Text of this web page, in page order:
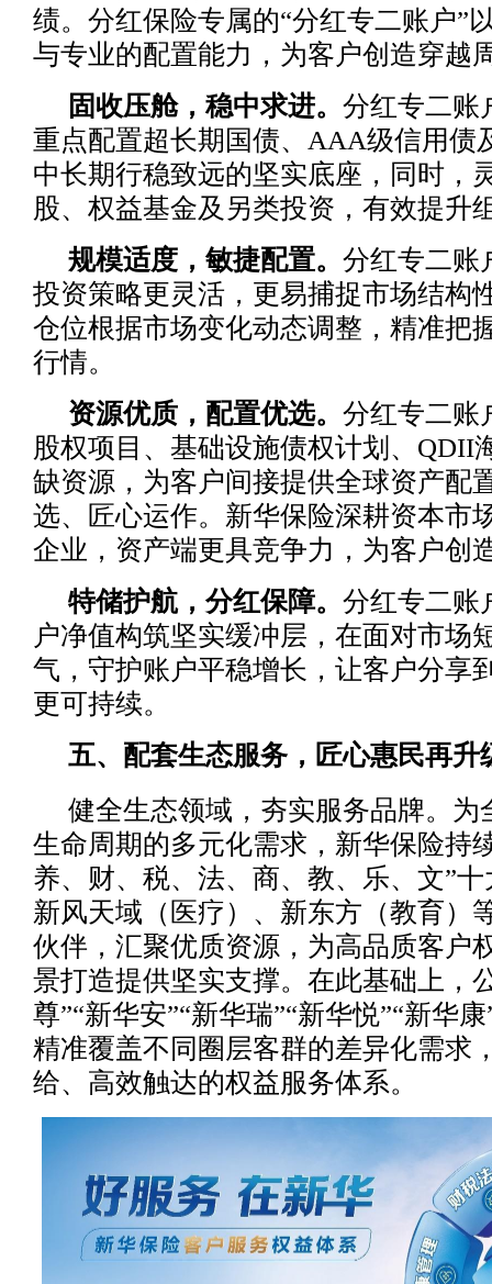
绩。分红保险专属的“分红专二账户”
与专业的配置能力，为客户创造穿越
固收压舱，稳中求进。 分红专二账
重点配置超长期国债、AAA级信用债
中长期行稳致远的坚实底座，同时，
股、权益基金及另类投资，有效提升
规模适度，敏捷配置。 分红专二账
投资策略更灵活，更易捕捉市场结构
仓位根据市场变化动态调整，精准把
行情。
资源优质，配置优选。 分红专二账
股权项目、基础设施债权计划、QDII
缺资源，为客户间接提供全球资产配
选、匠心运作。新华保险深耕资本市
企业，资产端更具竞争力，为客户创
特储护航，分红保障。 分红专二账
户净值构筑坚实缓冲层，在面对市场
气，守护账户平稳增长，让客户分享
更可持续。
五、配套生态服务，匠心惠民再升
健全生态领域，夯实服务品牌。为
生命周期的多元化需求，新华保险持
养、财、税、法、商、教、乐、文”
新风天域（医疗）、新东方（教育）
伙伴，汇聚优质资源，为高品质客户
景打造提供坚实支撑。在此基础上，
尊”“新华安”“新华瑞”“新华悦”“新华
精准覆盖不同圈层客群的差异化需求
给、高效触达的权益服务体系。